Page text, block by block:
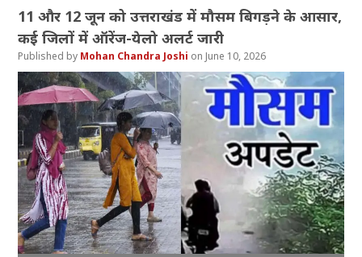
11 और 12 जून को उत्तराखंड में मौसम बिगड़ने के आसार,
कई जिलों में ऑरेंज-येलो अलर्ट जारी
Mohan Chandra Joshi June 10, 2026